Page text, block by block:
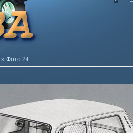
» Фото 24